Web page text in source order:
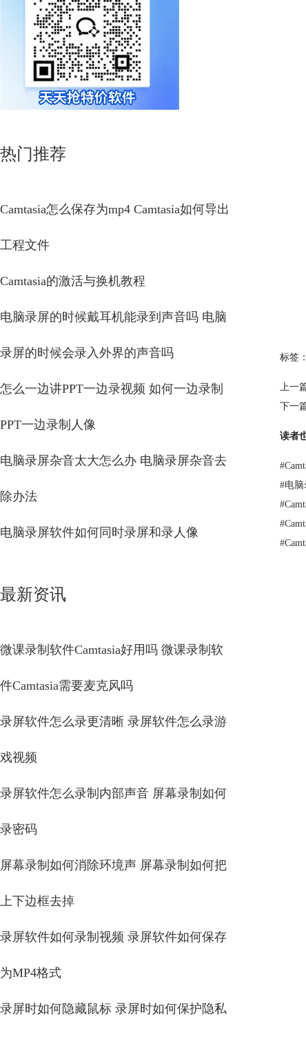
热门推荐
Camtasia怎么保存为mp4 Camtasia如何导出
工程文件
Camtasia的激活与换机教程
电脑录屏的时候戴耳机能录到声音吗 电脑
录屏的时候会录入外界的声音吗
怎么一边讲PPT一边录视频 如何一边录制
PPT一边录制人像
电脑录屏杂音太大怎么办 电脑录屏杂音去
除办法
电脑录屏软件如何同时录屏和录人像
最新资讯
微课录制软件Camtasia好用吗 微课录制软
件Camtasia需要麦克风吗
录屏软件怎么录更清晰 录屏软件怎么录游
戏视频
录屏软件怎么录制内部声音 屏幕录制如何
录密码
屏幕录制如何消除环境声 屏幕录制如何把
上下边框去掉
录屏软件如何录制视频 录屏软件如何保存
为MP4格式
录屏时如何隐藏鼠标 录屏时如何保护隐私
标签：
上一
下一
读者
#
#电
#
#
#